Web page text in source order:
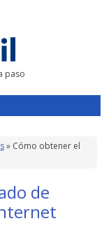
paso
» Cómo obtener el
de